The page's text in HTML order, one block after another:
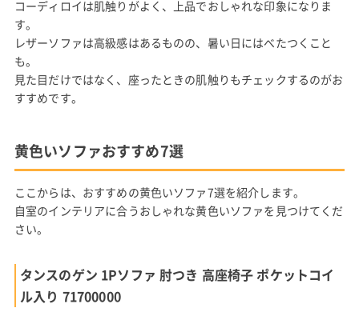
コーディロイは肌触りがよく、上品でおしゃれな印象になりま
す。
レザーソファは高級感はあるものの、暑い日にはべたつくこと
も。
見た目だけではなく、座ったときの肌触りもチェックするのがお
すすめです。
黄色いソファおすすめ7選
ここからは、おすすめの黄色いソファ7選を紹介します。
自室のインテリアに合うおしゃれな黄色いソファを見つけてくだ
さい。
タンスのゲン 1Pソファ 肘つき 高座椅子 ポケットコイ
ル入り 71700000